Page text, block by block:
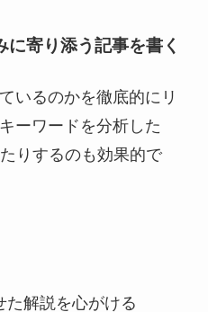
に寄り添う記事を書く
いるのかを徹底的にリ
ーワードを分析した
りするのも効果的で
た解説を心がける